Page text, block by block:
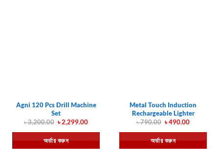
Agni 120 Pcs Drill Machine
Set
৳3,200.00 Original
price
was:
৳ 3,200.00.
৳2,299.00Current
is:
৳ 2,299.00.
অর্ডার করুন
Metal Touch Induction
Rechargeable Lighter
৳790.00 Original
was:
৳ 790.00.
৳490.00Current
is:
৳ 490.00.
অর্ডার করুন